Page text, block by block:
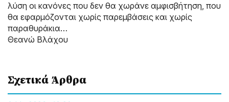
λύση οι κανόνες που δεν θα χωράνε αμφισβήτηση, που
θα εφαρμόζονται χωρίς παρεμβάσεις και χωρίς
παραθυράκια…
Θεανώ Βλάχου
Σχετικά Άρθρα